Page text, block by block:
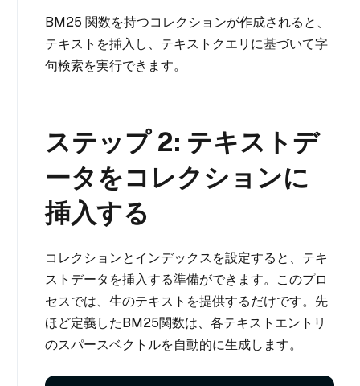
BM25 関数を持つコレクションが作成されると、
テキストを挿入し、テキストクエリに基づいて字
句検索を実行できます。
ステップ 2: テキストデ
ータをコレクションに
挿入する
コレクションとインデックスを設定すると、テキ
ストデータを挿入する準備ができます。このプロ
セスでは、生のテキストを提供するだけです。先
ほど定義したBM25関数は、各テキストエントリ
のスパースベクトルを自動的に生成します。